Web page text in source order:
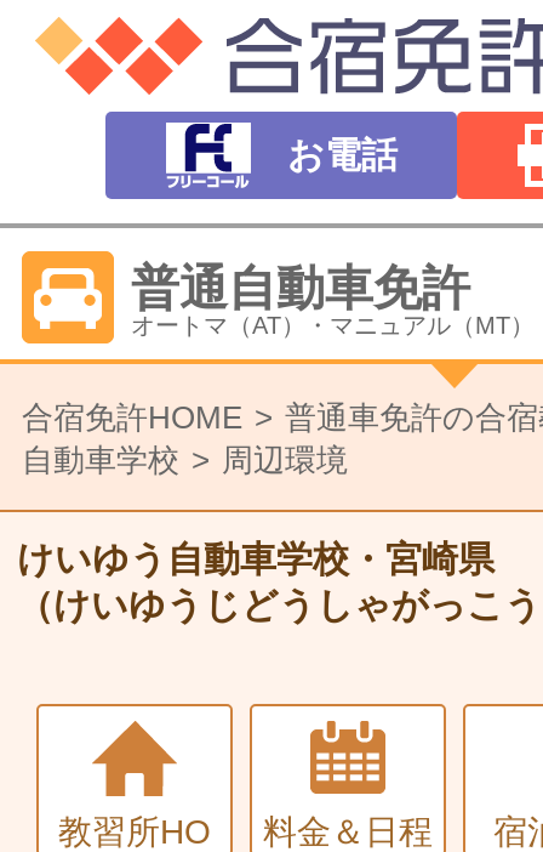
お電話
普通自動車免許
オートマ（AT）・マニュアル（MT）
バイク免許
普通二輪（中型二輪）・大型二輪
大型〜二種免許
中型・大型特殊・けん引・大型二種
普通車+バイク
同時取得
合宿免許HOME
普通車免許の合
自動車学校
周辺環境
けいゆう自動車学校・宮崎県
（けいゆうじどうしゃがっこ
教習所HO 料金＆日程 宿